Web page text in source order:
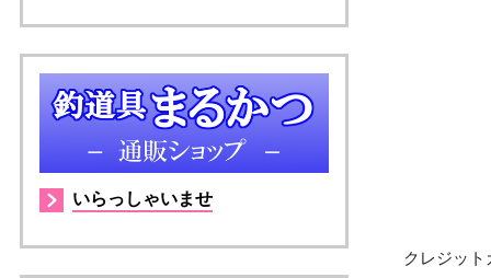
クレジッ
いらっしゃいませ